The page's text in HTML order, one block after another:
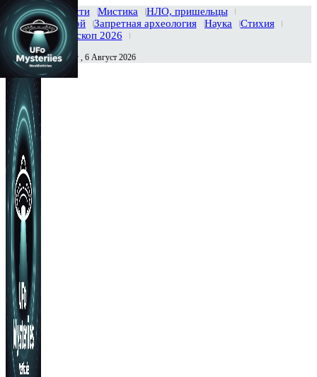
Главная Новости Мистика
НЛО, пришельцы
Тайны вселенной
Запретная археология Наука
Стихия
История
Гороскоп 2026
Сегодня Четверг , 6 Август 2026